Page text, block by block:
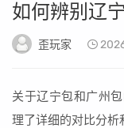
如何辨别辽
歪玩家
关于辽宁包和广州
理了详细的对比分析